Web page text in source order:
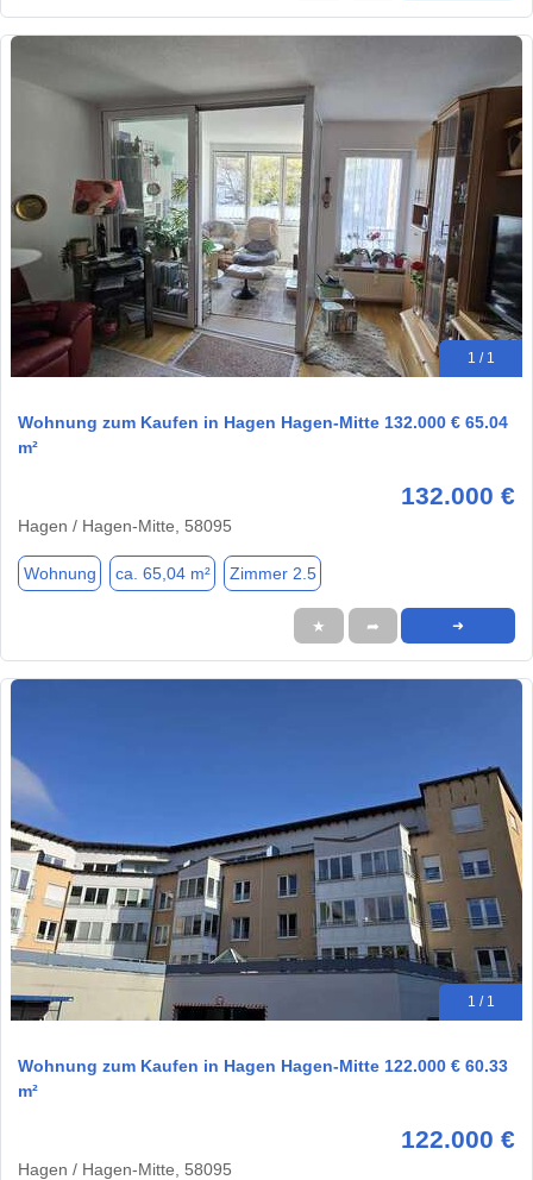
1 / 1
Wohnung zum Kaufen in Hagen Hagen-Mitte 132.000 € 65.04
m²
132.000 €
Hagen / Hagen-Mitte, 58095
Wohnung ca. 65,04 m² Zimmer 2.5
★ ➦ ➜
1 / 1
Wohnung zum Kaufen in Hagen Hagen-Mitte 122.000 € 60.33
m²
122.000 €
Hagen / Hagen-Mitte, 58095